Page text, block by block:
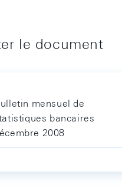
le document
mensuel de
bancaires
2008